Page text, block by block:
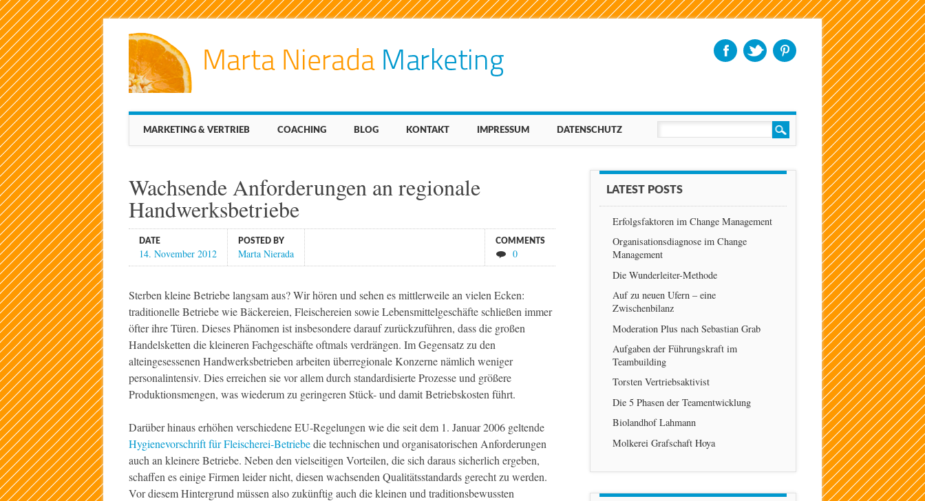
Main menu
MARKETING & VERTRIEB COACHING BLOG KONTAKT IMPRESSUM DATENSCHUTZ
Wachsende Anforderungen an regionale
Handwerksbetriebe
DATE
14. November 2012
POSTED BY
Marta Nierada
COMMENTS
0
Sterben kleine Betriebe langsam aus? Wir hören und sehen es mittlerweile an vielen Ecken:
traditionelle Betriebe wie Bäckereien, Fleischereien sowie Lebensmittelgeschäfte schließen immer
öfter ihre Türen. Dieses Phänomen ist insbesondere darauf zurückzuführen, dass die großen
Handelsketten die kleineren Fachgeschäfte oftmals verdrängen. Im Gegensatz zu den
alteingesessenen Handwerksbetrieben arbeiten überregionale Konzerne nämlich weniger
personalintensiv. Dies erreichen sie vor allem durch standardisierte Prozesse und größere
Produktionsmengen, was wiederum zu geringeren Stück- und damit Betriebskosten führt.
Darüber hinaus erhöhen verschiedene EU-Regelungen wie die seit dem 1. Januar 2006 geltende
Hygienevorschrift für Fleischerei-Betriebedie technischen und organisatorischen Anforderungen
auch an kleinere Betriebe. Neben den vielseitigen Vorteilen, die sich daraus sicherlich ergeben,
schaffen es einige Firmen leider nicht, diesen wachsenden Qualitätsstandards gerecht zu werden.
Vor diesem Hintergrund müssen also zukünftig auch die kleinen und traditionsbewussten
LATEST POSTS
Erfolgsfaktoren im Change Management
Organisationsdiagnose im Change
Management
Die Wunderleiter-Methode
Auf zu neuen Ufern – eine
Zwischenbilanz
Moderation Plus nach Sebastian Grab
Aufgaben der Führungskraft im
Teambuilding
Torsten Vertriebsaktivist
Die 5 Phasen der Teamentwicklung
Biolandhof Lahmann
Molkerei Grafschaft Hoya